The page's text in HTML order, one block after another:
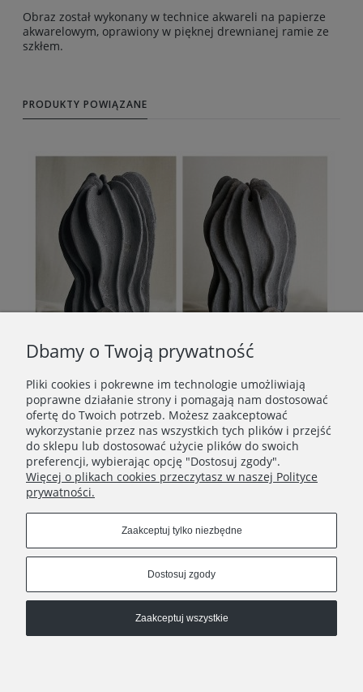
Obraz został wykonany w technice akwareli na papierze
akwarelowym, oprawiony w pięknej drewnianej ramie ze
szkłem.
PRODUKTY POWIĄZANE
,,Miejsce wyciszenia"
3 200,00 zł
Powiadom o dostępności
Copyrights © 2024 - Poziom Studio
Dbamy o Twoją prywatność
Pliki cookies i pokrewne im technologie umożliwiają
poprawne działanie strony i pomagają nam dostosować
ofertę do Twoich potrzeb. Możesz zaakceptować
wykorzystanie przez nas wszystkich tych plików i przejść
do sklepu lub dostosować użycie plików do swoich
preferencji, wybierając opcję "Dostosuj zgody".
Więcej o plikach cookies przeczytasz w naszej Polityce
prywatności.
Zaakceptuj tylko niezbędne
Dostosuj zgody
Zaakceptuj wszystkie